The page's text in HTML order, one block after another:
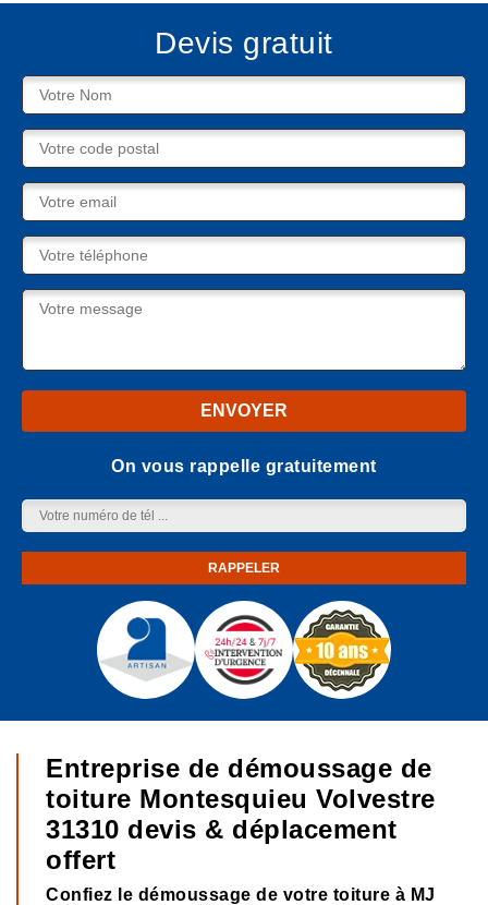
Devis gratuit
On vous rappelle gratuitement
Entreprise de démoussage de
toiture Montesquieu Volvestre
31310 devis & déplacement
offert
Confiez le démoussage de votre toiture à MJ